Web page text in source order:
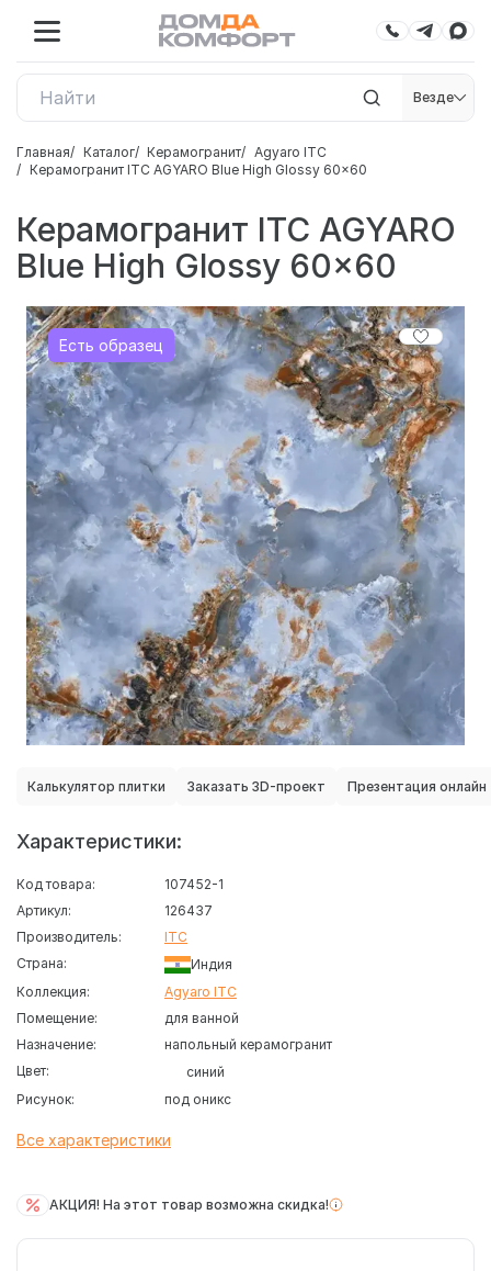
Везде
Главная Каталог Керамогранит
Agyaro ITC
Керамогранит ITC AGYARO Blue High Glossy 60x60
Керамогранит ITC AGYARO
Blue High Glossy 60x60
Есть образец
Калькулятор плитки Заказать 3D-проект Презентация онлайн
Характеристики:
Код товара:
107452-1
Артикул:
126437
Производитель:
ITC
Страна:
Индия
Коллекция:
Agyaro ITC
Помещение:
для ванной
Назначение:
напольный керамогранит
Цвет:
синий
Рисунок:
под оникс
Все характеристики
АКЦИЯ! На этот товар возможна скидка!